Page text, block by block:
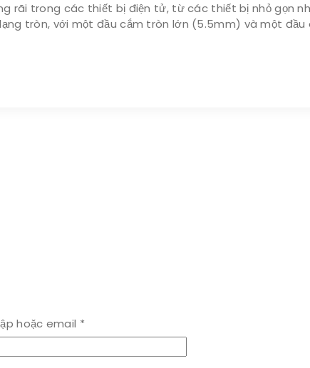
rãi trong các thiết bị điện tử, từ các thiết bị nhỏ gọn
tròn, với một đầu cắm tròn lớn (5.5mm) và một đầu
hoặc email *Bắt
buộc